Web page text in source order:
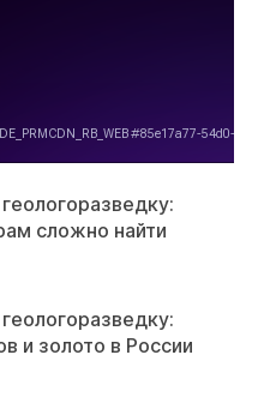
сложно найти
и золото в России